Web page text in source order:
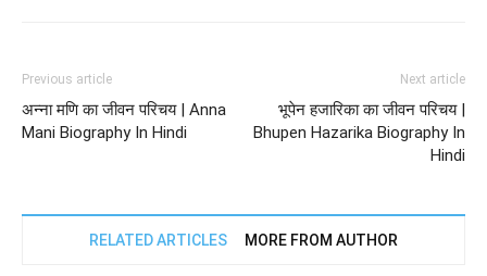
Previous article
अन्ना मणि का जीवन परिचय | Anna
Mani Biography In Hindi
Next article
भूपेन हजारिका का जीवन परिचय |
Bhupen Hazarika Biography In
Hindi
RELATED ARTICLES MORE FROM AUTHOR